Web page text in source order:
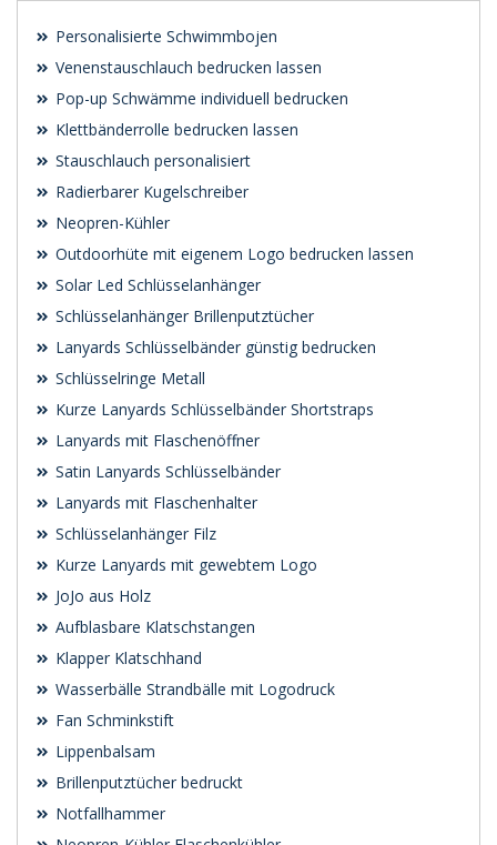
Personalisierte Schwimmbojen
Venenstauschlauch bedrucken lassen
Pop-up Schwämme individuell bedrucken
Klettbänderrolle bedrucken lassen
Stauschlauch personalisiert
Radierbarer Kugelschreiber
Neopren-Kühler
Outdoorhüte mit eigenem Logo bedrucken lassen
Solar Led Schlüsselanhänger
Schlüsselanhänger Brillenputztücher
Lanyards Schlüsselbänder günstig bedrucken
Schlüsselringe Metall
Kurze Lanyards Schlüsselbänder Shortstraps
Lanyards mit Flaschenöffner
Satin Lanyards Schlüsselbänder
Lanyards mit Flaschenhalter
Schlüsselanhänger Filz
Kurze Lanyards mit gewebtem Logo
JoJo aus Holz
Aufblasbare Klatschstangen
Klapper Klatschhand
Wasserbälle Strandbälle mit Logodruck
Fan Schminkstift
Lippenbalsam
Brillenputztücher bedruckt
Notfallhammer